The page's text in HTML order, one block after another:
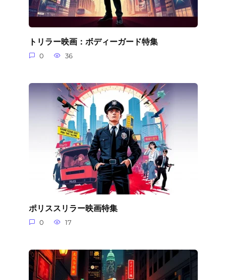
トリラー映画：ボディーガード特集
0 36
ポリススリラー映画特集
0 17